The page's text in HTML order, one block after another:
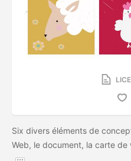
Six divers éléments de
Web, le document, la carte